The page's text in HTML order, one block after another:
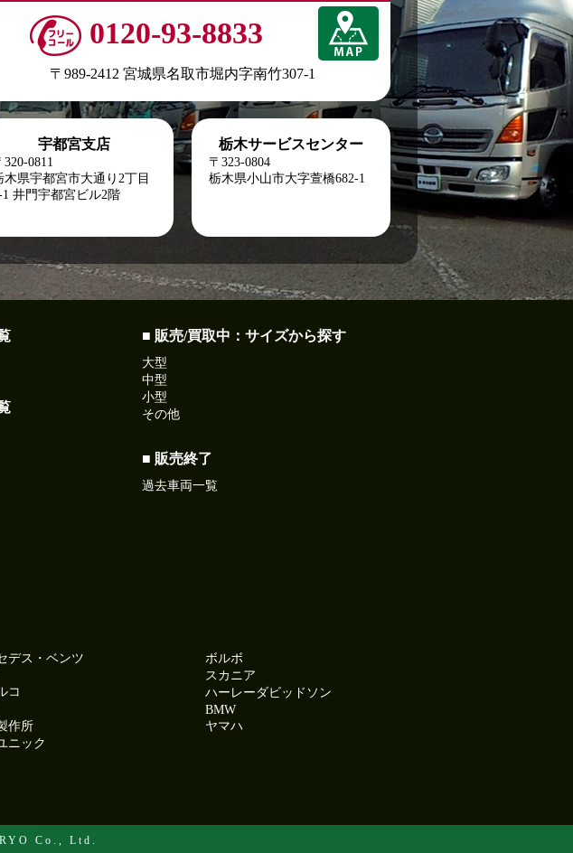
0120-93-8833
〒989-2412 宮城県名取市堀内字南竹307-1
宇都宮支店
320-0811
木県宇都宮市大通り2丁目
1 井門宇都宮ビル2階
栃木サービスセンター
〒323-0804
栃木県小山市大字萱橋682-1
■ 販売/買取中：サイズから探す
大型
中型
小型
その他
■ 販売終了
過去車両一覧
デス・ベンツ
コ
作所
ニック
ボルボ
スカニア
ハーレーダビッドソン
BMW
ヤマハ
Co., Ltd.